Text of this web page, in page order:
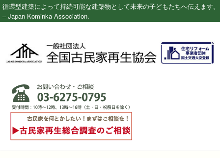
循環型建築によって持続可能な建築物として未来の子どもたちへ伝えます。
– Japan Kominka Association.